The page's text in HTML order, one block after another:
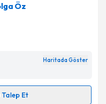
Gönder
takvimi talebi
randevu almanız için bir
ile bilgilendireceğiz.
ilişkin
Öz
Haritada Göster
Et